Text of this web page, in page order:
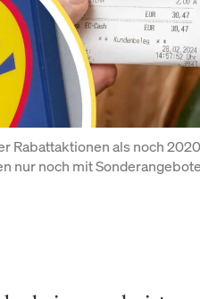
Rabattaktionen als noch
nur noch mit